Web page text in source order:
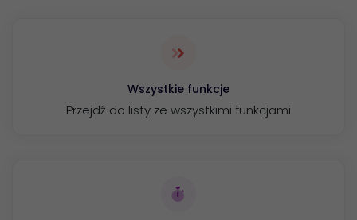
Wszystkie funkcje
Przejdź do listy ze wszystkimi funkcjami